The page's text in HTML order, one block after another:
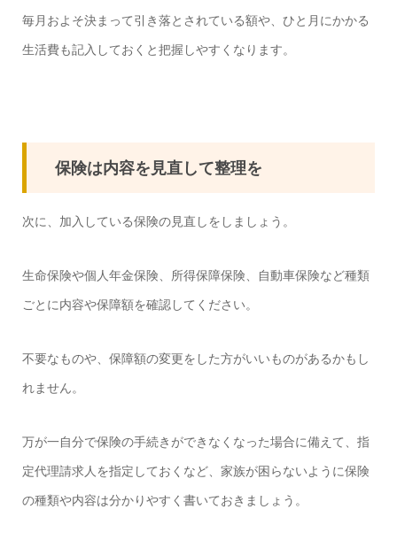
毎月およそ決まって引き落とされている額や、ひと月にかかる
生活費も記入しておくと把握しやすくなります。
保険は内容を見直して整理を
次に、加入している保険の見直しをしましょう。
生命保険や個人年金保険、所得保障保険、自動車保険など種類
ごとに内容や保障額を確認してください。
不要なものや、保障額の変更をした方がいいものがあるかもし
れません。
万が一自分で保険の手続きができなくなった場合に備えて、指
定代理請求人を指定しておくなど、家族が困らないように保険
の種類や内容は分かりやすく書いておきましょう。